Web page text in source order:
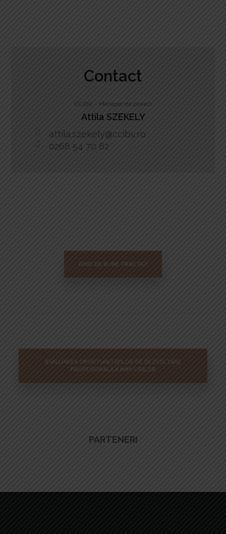
Contact
CCIBV – Manager de proiect
Attila SZEKELY
attila.szekely@ccibv.ro
0268 54 70 82
GHID DE BUNE PRACTICI
EVALUAREA OPORTUNITĂȚILOR DE DEZVOLTARE
PROFESIONALĂ A IMM-URILOR
PARTENERI